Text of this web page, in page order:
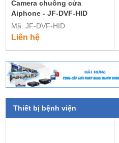
Camera chuông cửa
Aiphone - JF-DVF-HID
Mã: JF-DVF-HID
Liên hệ
Thiết bị bệnh viện